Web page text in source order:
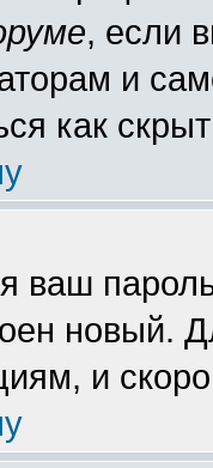
, если
и
как
ваш
новый.
и